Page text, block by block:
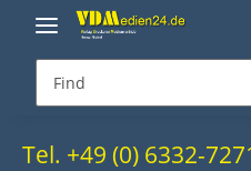
Tel. +49 (0) 6332-